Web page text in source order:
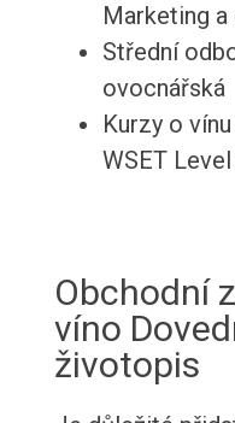
Marketing
Střední
ovocnářská
Kurzy o
WSET
Obchodní
víno
životopis